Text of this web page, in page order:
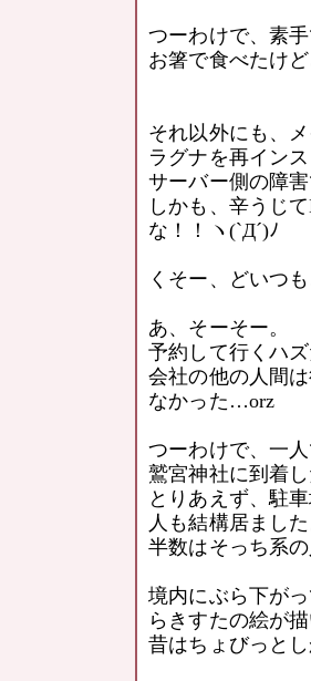
つーわけで、素
お箸で食べたけ
それ以外にも、
ラグナを再イン
サーバー側の障
しかも、辛うじ
な！！ヽ(`Д´)ﾉ
くそー、どいつ
あ、そーそー。
予約して行くハ
会社の他の人間
なかった…orz
つーわけで、一
鷲宮神社に到着
とりあえず、駐
人も結構居まし
半数はそっち系
境内にぶら下が
らきすたの絵が
昔はちょびっと